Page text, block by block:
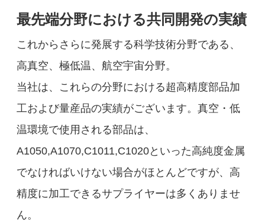
最先端分野における共同開発の実績
これからさらに発展する科学技術分野である、
高真空、極低温、航空宇宙分野。
当社は、これらの分野における超高精度部品加
工および量産品の実績がございます。真空・低
温環境で使用される部品は、
A1050,A1070,C1011,C1020といった高純度金属
でなければいけない場合がほとんどですが、高
精度に加工できるサプライヤーは多くありませ
ん。